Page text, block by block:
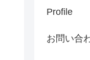
Profile
お問い合